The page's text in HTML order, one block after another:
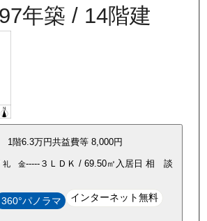
年築 / 14階建
1階6.3万円共益費等 8,000円
礼 金-----３ＬＤＫ / 69.50㎡ 入居日 相 談
360°パノラマ インターネット無料